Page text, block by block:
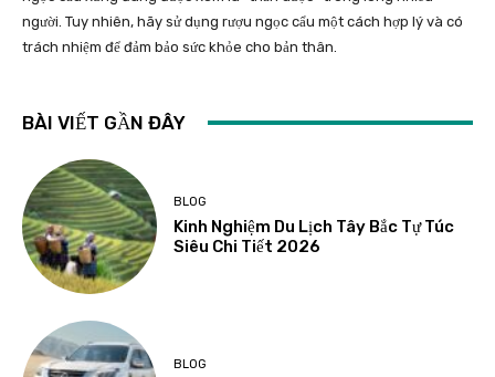
người. Tuy nhiên, hãy sử dụng rượu ngọc cẩu một cách hợp lý và có
trách nhiệm để đảm bảo sức khỏe cho bản thân.
BÀI VIẾT GẦN ĐÂY
BLOG
Kinh Nghiệm Du Lịch Tây Bắc Tự Túc
Siêu Chi Tiết 2026
BLOG